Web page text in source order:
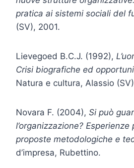
pratica ai sistemi sociali del
(SV), 2001.
Lievegoed B.C.J. (1992),
Crisi biografiche ed
Natura e cultura, Alassio
Novara F. (2004), Si può
l’organizzazione? Esperienze
proposte metodologiche e
d’impresa, Rubettino.